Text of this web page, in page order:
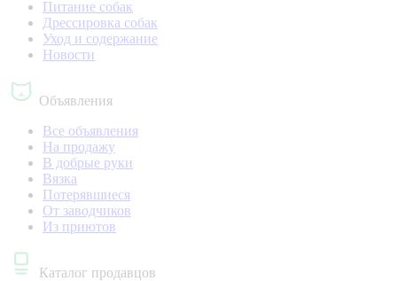
Питание собак
Дрессировка собак
Уход и содержание
Новости
Объявления
Все объявления
На продажу
В добрые руки
Вязка
Потерявшиеся
От заводчиков
Из приютов
Каталог продавцов